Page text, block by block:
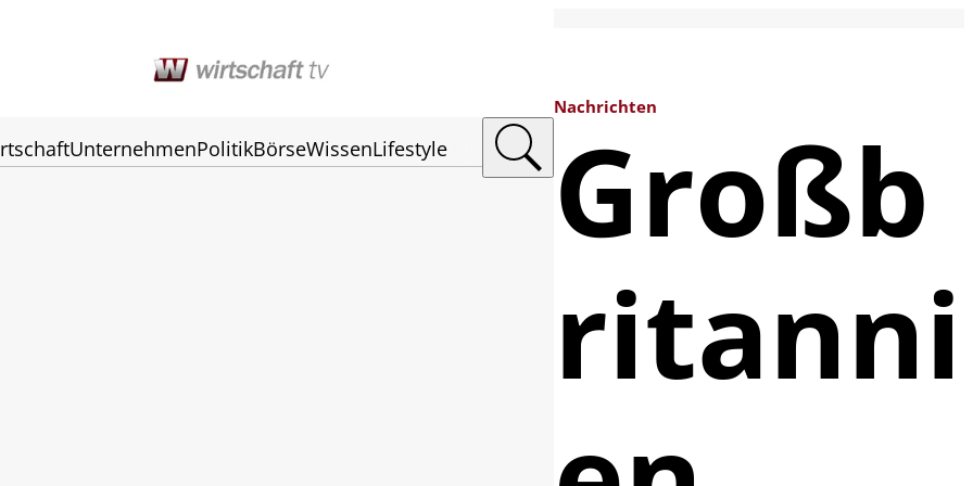
UnternehmenPolitikBörseWissenLifestyle
Nachrichten
Großb
ritanni